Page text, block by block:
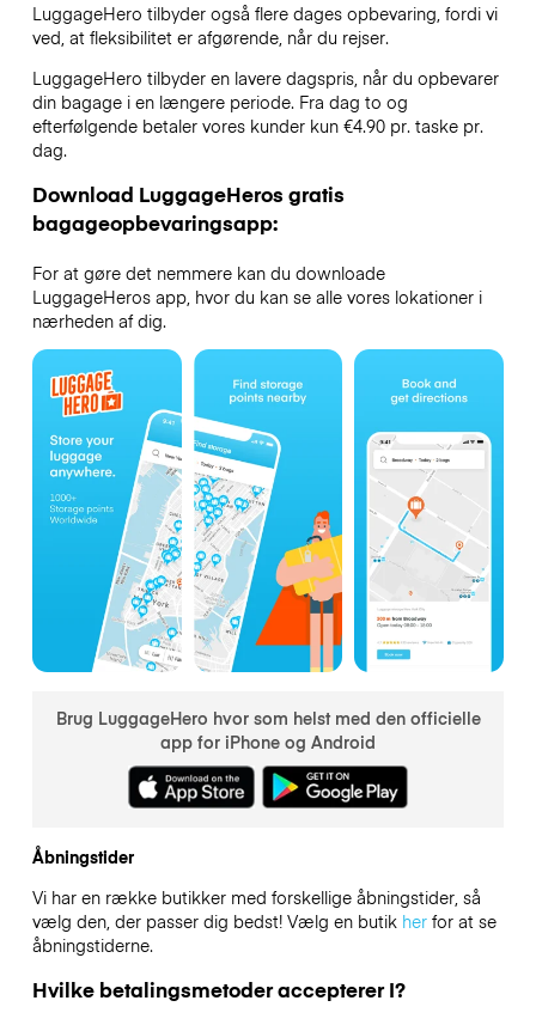
LuggageHero tilbyder også flere dages opbevaring, fordi vi
ved, at fleksibilitet er afgørende, når du rejser.
LuggageHero tilbyder en lavere dagspris, når du opbevarer
din bagage i en længere periode. Fra dag to og
efterfølgende betaler vores kunder kun €4.90 pr. taske pr.
dag.
Download LuggageHeros gratis
bagageopbevaringsapp:
For at gøre det nemmere kan du downloade
LuggageHeros app, hvor du kan se alle vores lokationer i
nærheden af dig.
Brug LuggageHero hvor som helst med den officielle
app for iPhone og Android
Åbningstider
Vi har en række butikker med forskellige åbningstider, så
vælg den, der passer dig bedst! Vælg en butik herfor at se
åbningstiderne.
Hvilke betalingsmetoder accepterer I?